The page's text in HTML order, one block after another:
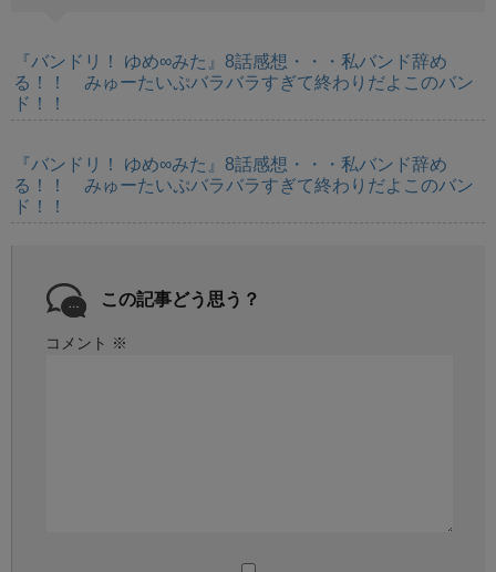
『バンドリ！ ゆめ∞みた』8話感想・・・私バンド辞め
る！！ みゅーたいぷバラバラすぎて終わりだよこのバン
ド！！
『バンドリ！ ゆめ∞みた』8話感想・・・私バンド辞め
る！！ みゅーたいぷバラバラすぎて終わりだよこのバン
ド！！
この記事どう思う？
コメント ※